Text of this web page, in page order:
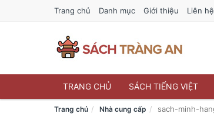
Trang chủ Danh mục Giới thiệu Liên hệ
TRANG CHỦ SÁCH TIẾNG VIỆT
Trang chủ Nhà cung cấp sach-minh-